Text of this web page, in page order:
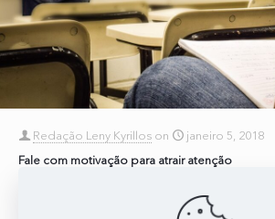
Redação Leny Kyrillos on
janeiro 5, 2018
Fale com motivação para atrair atenção
Leny Kyrillos respondeu a pergunta da ouvinte